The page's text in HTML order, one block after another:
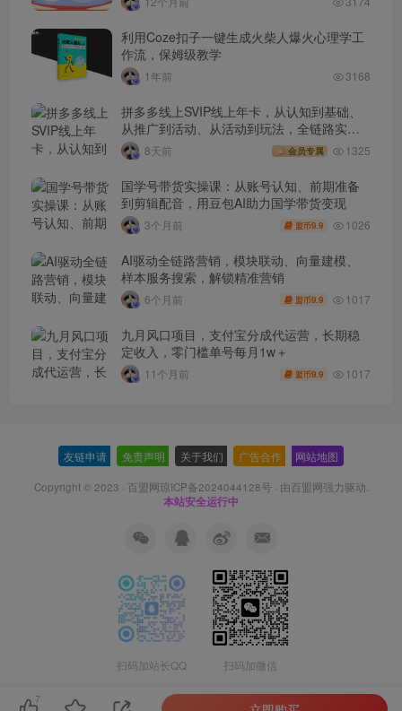
利用Coze扣子一键生成火柴人爆火心理学工
作流，保姆级教学
1年前 3168
拼多多线上SVIP线上年卡，从认知到基础、
从推广到活动、从活动到玩法，全链路实战
(260730)
8天前 会员专属 1325
国学号带货实操课：从账号认知、前期准备
到剪辑配音，用豆包AI助力国学带货变现
3个月前 盟币9.9 1026
AI驱动全链路营销，模块联动、向量建模、
样本服务搜索，解锁精准营销
6个月前 盟币9.9 1017
九月风口项目，支付宝分成代运营，长期稳
定收入，零门槛单号每月1w＋
11个月前 盟币9.9 1017
友链申请 免责声明 关于我们 广告合作 网站地图
Copyright © 2023 · 百盟网琼ICP备2024044128号 · 由百盟网强力驱动.
本站安全运行中
扫码加站长QQ 扫码加微信
7